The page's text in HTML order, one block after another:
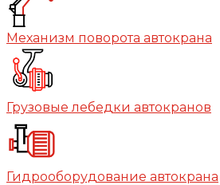
Механизм поворота автокрана
Грузовые лебедки автокранов
Гидрооборудование автокрана